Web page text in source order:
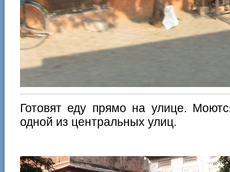
Готовят еду прямо на улице.
одной из центральных улиц.